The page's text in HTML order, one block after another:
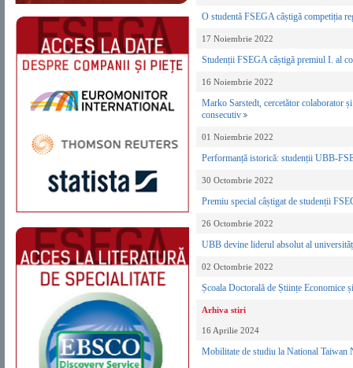
O studentă FSEGA câștigă competiția
17 Noiembrie 2022
Studenții FSEGA câștigă premiul I. al
16 Noiembrie 2022
Marko Sarstedt, cercetător colaborator
consecutiv
01 Noiembrie 2022
Performanță istorică: studenții UBB-
30 Octombrie 2022
Premiu special câștigat de studenții
26 Octombrie 2022
UBB devine liderul absolut al
02 Octombrie 2022
Școala Doctorală de Științe
Arhiva stiri
16 Aprilie 2024
Mobilitate de studiu la National